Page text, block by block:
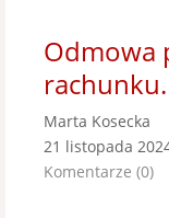
Odmowa
rachunku.
Marta Kosecka
21 listopada
Komentarze (0)